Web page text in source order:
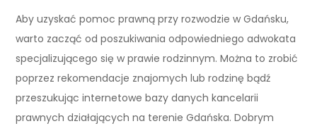
Aby uzyskać pomoc prawną przy rozwodzie w Gdańsku,
warto zacząć od poszukiwania odpowiedniego adwokata
specjalizującego się w prawie rodzinnym. Można to zrobić
poprzez rekomendacje znajomych lub rodzinę bądź
przeszukując internetowe bazy danych kancelarii
prawnych działających na terenie Gdańska. Dobrym